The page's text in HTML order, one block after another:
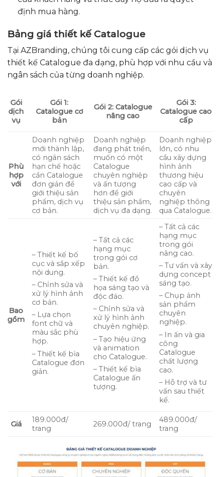
định mua hàng.
Bảng giá thiết kế Catalogue
Tại AZBranding, chúng tôi cung cấp các gói dịch vụ
thiết kế Catalogue đa dạng, phù hợp với nhu cầu và
ngân sách của từng doanh nghiệp.
Gói
dịch
vụ
Gói 1:
Catalogue cơ
bản
Gói 2: Catalogue
nâng cao
Gói 3:
Catalogue cao
cấp
Phù
hợp
với
Doanh nghiệp
mới thành lập,
có ngân sách
hạn chế hoặc
cần Catalogue
đơn giản để
giới thiệu sản
phẩm, dịch vụ
cơ bản.
Doanh nghiệp
đang phát triển,
muốn có một
Catalogue
chuyên nghiệp
và ấn tượng
hơn để giới
thiệu sản phẩm,
dịch vụ đa dạng.
Doanh nghiệp
lớn, có nhu
cầu xây dựng
hình ảnh
thương hiệu
cao cấp và
chuyên
nghiệp thông
qua Catalogue.
Bao
gồm
– Thiết kế bố
cục và sắp xếp
nội dung.
– Chỉnh sửa và
xử lý hình ảnh
cơ bản.
– Lựa chọn
font chữ và
màu sắc phù
hợp.
– Thiết kế bìa
Catalogue đơn
giản.
– Tất cả các
hạng mục
trong gói cơ
bản.
– Thiết kế đồ
họa sáng tạo và
độc đáo.
– Chỉnh sửa và
xử lý hình ảnh
chuyên nghiệp.
– Tạo hiệu ứng
và animation
cho Catalogue.
– Thiết kế bìa
Catalogue ấn
tượng.
– Tất cả các
hạng mục
trong gói
nâng cao.
– Tư vấn và xây
dựng concept
sáng tạo.
– Chụp ảnh
sản phẩm
chuyên
nghiệp.
– In ấn và gia
công
Catalogue
chất lượng
cao.
– Hỗ trợ và tư
vấn sau thiết
kế.
Giá
189.000đ/
trang
269.000đ/ trang
489.000đ/
trang